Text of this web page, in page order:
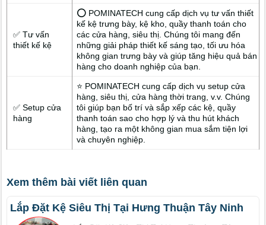
✅ Tư vấn
thiết kế kệ
⭕ POMINATECH cung cấp dịch vụ tư vấn thiết
kế kệ trưng bày, kệ kho, quầy thanh toán cho
các cửa hàng, siêu thị. Chúng tôi mang đến
những giải pháp thiết kế sáng tạo, tối ưu hóa
không gian trưng bày và giúp tăng hiệu quả bán
hàng cho doanh nghiệp của bạn.
✅ Setup cửa
hàng
⭐ POMINATECH cung cấp dịch vụ setup cửa
hàng, siêu thị, cửa hàng thời trang, v.v. Chúng
tôi giúp bạn bố trí và sắp xếp các kệ, quầy
thanh toán sao cho hợp lý và thu hút khách
hàng, tạo ra một không gian mua sắm tiện lợi
và chuyên nghiệp.
Xem thêm bài viết liên quan
Lắp Đặt Kệ Siêu Thị Tại Hưng Thuận Tây Ninh